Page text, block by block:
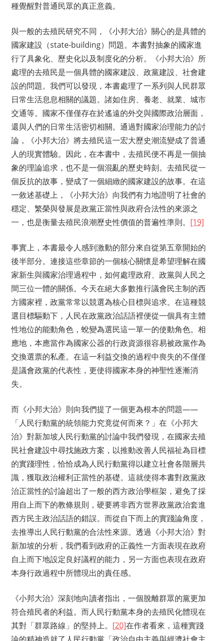
種覺醒對普通民眾的真正意義。
與一般的去殖民研究不同，《小邦大治》關心的是具體的
國家建設（state-building）問題。本書對抽象的國家進
行了具象化、歷史化以及制度化的分析。《小邦大治》所
處理的去殖民是一個具體的國家建設、政黨建設、社會建
設的問題。我們可以發現，本書處理了一系列與人民群眾
日常生活息息相關的議題。諸如住房、養老、就業、城市
交通等。國家不僅僅存在於遙遠的外交與國際政治層面，
還與人們的日常生活密切相關。通過對國家治理能力的討
論，《小邦大治》將去殖民這一宏大歷史潮流變成了普通
人的現實體驗。因此，在本書中，去殖民便不再是一個抽
象的理論追求，也不是一個混亂的歷史時刻。去殖民從一
個反抗的故事，變成了一個細緻的國家建設的故事。在這
一敘述基礎上，《小邦大治》向我們有力地證明了社會的
穩定、繁榮與發展是政黨正當性與政府合法性的來源之
一，也是衡量去殖民浪潮歷史性價值的普遍性準則。 [19]
事實上，本書最令人感到激動的部分來自從第五章開始的
後半部分。連接這些章節的一個核心關懷是希望理解在國
家新生與國家治理過程中，如何處理政府、政黨與人民之
間三位一體的關係。今天在絕大多數推行議會民主制的西
方國家裡，政黨常常以競選為核心目標與追求。在這種競
選目標驅動下，人民在政黨政治話語裡便從一個具有主體
性地位的能動角色，蛻變為選民這一單一的使動角色。相
應地，本應當作為國家公器的行政資源很容易被政黨作為
交換選票的私產。在這一利益交換的過程中喪失的不僅僅
是議會政黨的代表性，更使得國家本身的神聖性逐漸消
失。
而《小邦大治》則向我們提了一個更為根本的問題——
「人民行動黨的統領能力究竟從何而來？」在《小邦大
治》對新加坡人民行動黨的討論中我們發現，在國家去殖
民社會建設中尋找施政方案，以推動改善人民福祉為目標
的實踐理性，恰恰成為人民行動黨得以建立社會各階層共
識，獲取政治權利正當性的基礎。這就使得本書對政黨政
治正當性的討論超出了一般的西方政治學框架，避免了採
用自上而下的教條規則，硬要將非西方世界政黨政治套進
西方民主政治話語的錯誤。而從自下而上的實踐論角度，
去推導出人民行動黨的合法性來源。透過《小邦大治》對
新加坡的分析，我們看到政府的正義性一方面表現在政府
自上而下地設定良好議程的能力，另一方面也表現在政府
本身行政過程中所體現出的責任感。
《小邦大治》深刻地向讀者指出，一個脫離群眾的黨更加
符合殖民者的利益。而人民行動黨本身的去殖民化體現在
其對「群眾路線」的堅持上。 [20]在作者看來，這種實踐